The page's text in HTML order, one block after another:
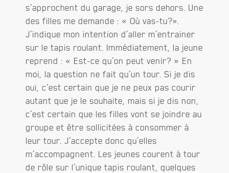
s’approchent du garage, je sors dehors. Une
des filles me demande : « Où vas-tu?».
J’indique mon intention d’aller m’entrainer
sur le tapis roulant. Immédiatement, la jeune
reprend : « Est-ce qu’on peut venir? » En
moi, la question ne fait qu’un tour. Si je dis
oui, c’est certain que je ne peux pas courir
autant que je le souhaite, mais si je dis non,
c’est certain que les filles vont se joindre au
groupe et être sollicitées à consommer à
leur tour. J’accepte donc qu’elles
m’accompagnent. Les jeunes courent à tour
de rôle sur l’unique tapis roulant, quelques